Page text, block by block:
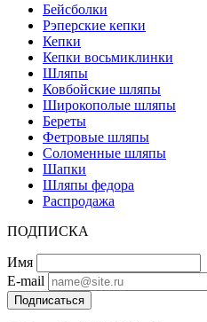
Бейсболки
Рэперские кепки
Кепки
Кепки восьмиклинки
Шляпы
Ковбойские шляпы
Широкополые шляпы
Береты
Фетровые шляпы
Соломенные шляпы
Шапки
Шляпы федора
Распродажа
ПОДПИСКА
Имя
E-mail
Подписаться